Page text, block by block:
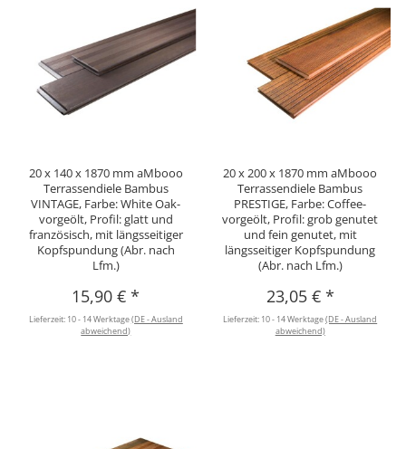
20 x 140 x 1870 mm aMbooo
Terrassendiele Bambus
VINTAGE, Farbe: White Oak-
vorgeölt, Profil: glatt und
französisch, mit längsseitiger
Kopfspundung (Abr. nach
Lfm.)
15,90 €*
Lieferzeit: 10 - 14 Werktage(DE - Ausland
abweichend)
20 x 200 x 1870 mm aMbooo
Terrassendiele Bambus
PRESTIGE, Farbe: Coffee-
vorgeölt, Profil: grob genutet
und fein genutet, mit
längsseitiger Kopfspundung
(Abr. nach Lfm.)
23,05 € *
Lieferzeit: 10 - 14 Werktage(DE - Ausland
abweichend)